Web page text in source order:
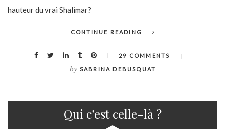
hauteur du vrai Shalimar?
CONTINUE READING
29 COMMENTS
by SABRINA DEBUSQUAT
Qui c’est celle-là ?